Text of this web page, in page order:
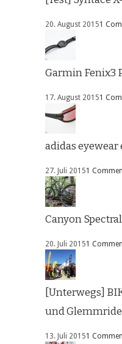
20. August 20151
Garmin Fenix3
17. August 20151
adidas eyewear
27. Juli 20151
Canyon Spectral
20. Juli 20151
[Unterwegs]
und Glemmride
13. Juli 20151